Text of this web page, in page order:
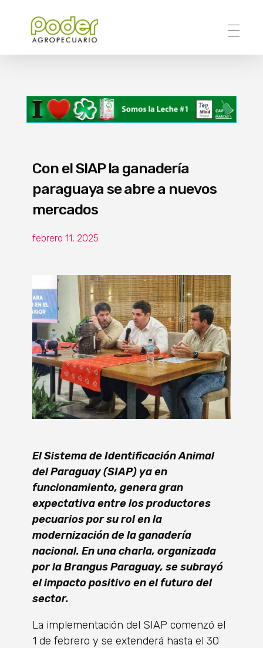
Con el SIAP la ganadería
paraguaya se abre a nuevos
mercados
febrero 11, 2025
El Sistema de Identificación Animal
del Paraguay (SIAP) ya en
funcionamiento, genera gran
expectativa entre los productores
pecuarios por su rol en la
modernización de la ganadería
nacional. En una charla, organizada
por la Brangus Paraguay, se subrayó
el impacto positivo en el futuro del
sector.
La implementación del SIAP comenzó el
1 de febrero y se extenderá hasta el 30